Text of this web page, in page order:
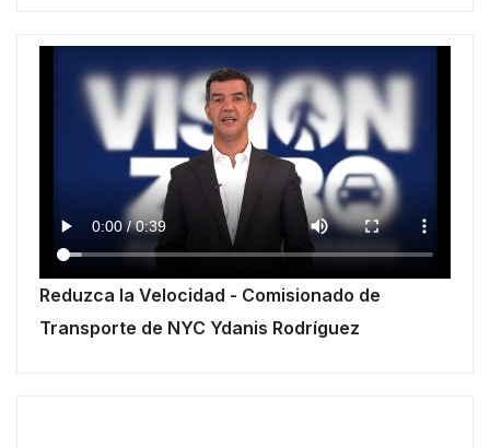
Reduzca la Velocidad - Comisionado de
Transporte de NYC Ydanis Rodríguez